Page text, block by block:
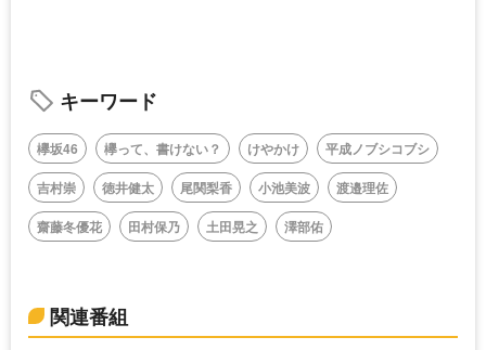
キーワード
欅坂46 欅って、書けない？ けやかけ
平成ノブシコブシ
吉村崇
徳井健太 尾関梨香 小池美波
渡邉理佐
齋藤冬優花
田村保乃 土田晃之 澤部佑
関連番組